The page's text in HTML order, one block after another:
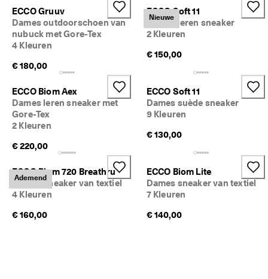
ECCO Gruuv
Dames outdoorschoen van
nubuck met Gore-Tex
4 Kleuren
€ 180,00
Nieuwe
ECCO Soft 11
Dames leren sneaker
2 Kleuren
€ 150,00
ECCO Biom Aex
Dames leren sneaker met
Gore-Tex
2 Kleuren
€ 220,00
ECCO Soft 11
Dames suède sneaker
9 Kleuren
€ 130,00
Ademend
ECCO Biom 720 Breathru
Dames sneaker van textiel
4 Kleuren
€ 160,00
ECCO Biom Lite
Dames sneaker van textiel
7 Kleuren
€ 140,00